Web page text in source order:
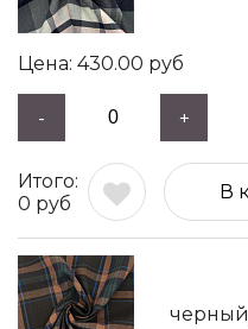
430.00 руб
- +
0 руб
В